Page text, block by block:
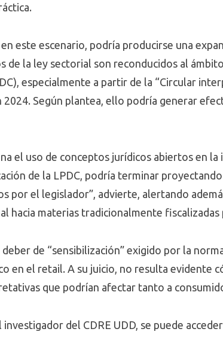
este escenario, podría producirse una
de la ley sectorial son reconducidos al
especialmente a partir de la “Circular
2024. Según plantea, ello podría generar
el uso de conceptos jurídicos abiertos en
de la LPDC, podría terminar
por el legislador”, advierte, alertando
hacia materias tradicionalmente fiscalizadas
de “sensibilización” exigido por la
en el retail. A su juicio, no resulta evidente
que podrían afectar tanto a
del CDRE UDD, se puede